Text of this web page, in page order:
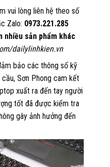
vui lòng liên hệ theo số
Zalo: 0973.221.285
nhiều sản phẩm khác
dailylinhkien.vn
bảo các thông số kỹ
Sơn Phong cam kết
xuất ra đến tay người
tốt đã được kiểm tra
gây ảnh hưởng đến